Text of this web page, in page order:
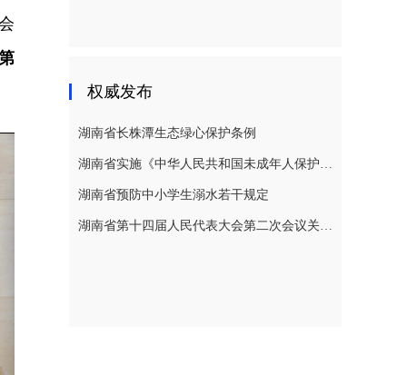
权威发布
湖南省长株潭生态绿心保护条例
湖南省实施《中华人民共和国未成年人保护法》若干规定
湖南省预防中小学生溺水若干规定
湖南省第十四届人民代表大会第二次会议关于湖南省人民代表大会常务委员会工作报告的决议